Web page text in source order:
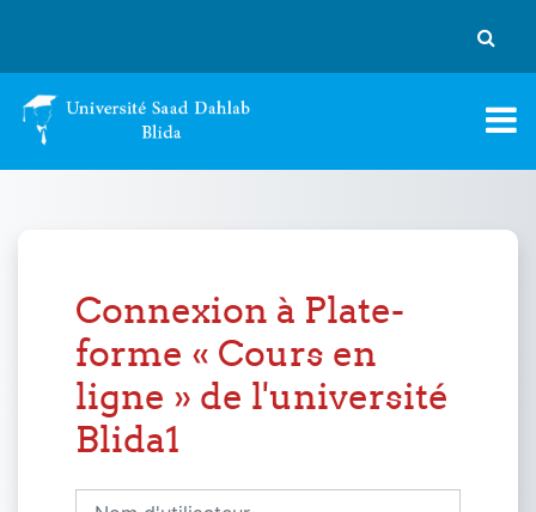
Connexion à Plate-
forme « Cours en
ligne » de l'université
Blida1
Nom d'utilisateur